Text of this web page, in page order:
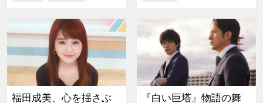
福田成美、心を揺さぶ
『白い巨塔』物語の舞